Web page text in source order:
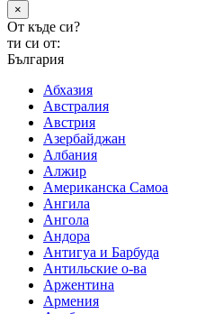
×
От къде си?
ти си от:
България
Абхазия
Австралия
Австрия
Азербайджан
Албания
Алжир
Американска Самоа
Ангила
Ангола
Андора
Антигуа и Барбуда
Антильские о-ва
Аржентина
Армения